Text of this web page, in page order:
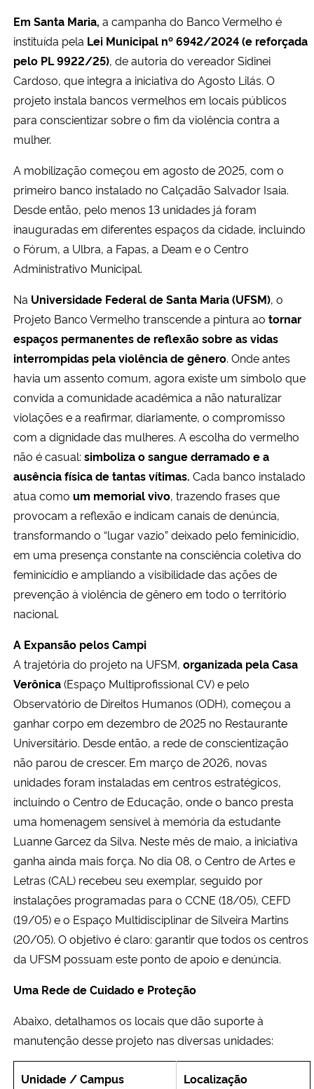
Planalto
Em Santa Maria, a campanha do Banco Vermelho é
instituída pela Lei Municipal nº 6942/2024 (e reforçada
pelo PL 9922/25), de autoria do vereador Sidinei
Cardoso, que integra a iniciativa do Agosto Lilás. O
projeto instala bancos vermelhos em locais públicos
para conscientizar sobre o fim da violência contra a
mulher.
A mobilização começou em agosto de 2025, com o
primeiro banco instalado no Calçadão Salvador Isaia.
Desde então, pelo menos 13 unidades já foram
inauguradas em diferentes espaços da cidade, incluindo
o Fórum, a Ulbra, a Fapas, a Deam e o Centro
Administrativo Municipal.
Na Universidade Federal de Santa Maria (UFSM), o
Projeto Banco Vermelho transcende a pintura ao tornar
espaços permanentes de reflexão sobre as vidas
interrompidas pela violência de gênero. Onde antes
havia um assento comum, agora existe um símbolo que
convida a comunidade acadêmica a não naturalizar
violações e a reafirmar, diariamente, o compromisso
com a dignidade das mulheres. A escolha do vermelho
não é casual: simboliza o sangue derramado e a
ausência física de tantas vítimas. Cada banco instalado
atua como um memorial vivo, trazendo frases que
provocam a reflexão e indicam canais de denúncia,
transformando o “lugar vazio” deixado pelo feminicídio,
em uma presença constante na consciência coletiva do
feminicídio e ampliando a visibilidade das ações de
prevenção à violência de gênero em todo o território
nacional.
A Expansão pelos Campi
A trajetória do projeto na UFSM, organizada pela Casa
Verônica(Espaço Multiprofissional CV) e pelo
Observatório de Direitos Humanos (ODH), começou a
ganhar corpo em dezembro de 2025 no Restaurante
Universitário. Desde então, a rede de conscientização
não parou de crescer. Em março de 2026, novas
unidades foram instaladas em centros estratégicos,
incluindo o Centro de Educação, onde o banco presta
uma homenagem sensível à memória da estudante
Luanne Garcez da Silva. Neste mês de maio, a iniciativa
ganha ainda mais força. No dia 08, o Centro de Artes e
Letras (CAL) recebeu seu exemplar, seguido por
instalações programadas para o CCNE (18/05), CEFD
(19/05) e o Espaço Multidisciplinar de Silveira Martins
(20/05). O objetivo é claro: garantir que todos os centros
da UFSM possuam este ponto de apoio e denúncia.
Uma Rede de Cuidado e Proteção
Abaixo, detalhamos os locais que dão suporte à
manutenção desse projeto nas diversas unidades:
Unidade / Campus Localização